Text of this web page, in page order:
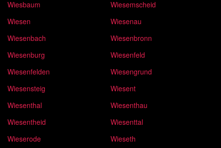
Wiesbaum
Wiesemscheid
Wiesen
Wiesenau
Wiesenbach
Wiesenbronn
Wiesenburg
Wiesenfeld
Wiesenfelden
Wiesengrund
Wiesensteig
Wiesent
Wiesenthal
Wiesenthau
Wiesentheid
Wiesenttal
Wieserode
Wieseth